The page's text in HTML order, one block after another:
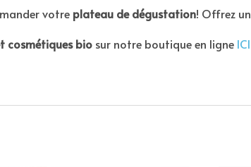
votre plateau de dégustation! Offrez un
cosmétiques bio sur notre boutique en ligne ICI